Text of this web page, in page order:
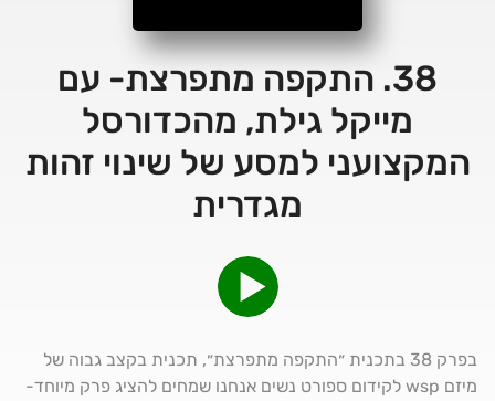
38. התקפה מתפרצת- עם
מייקל גילת, מהכדורסל
המקצועני למסע של שינוי זהות
מגדרית
בפרק 38 בתכנית ״התקפה מתפרצת״, תכנית בקצב גבוה של
מיזם wsp לקידום ספורט נשים אנחנו שמחים להציג פרק מיוחד-